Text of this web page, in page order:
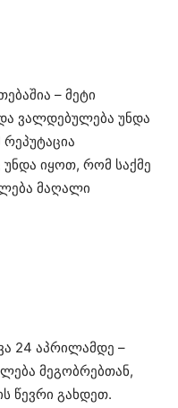
– მეტი
ვალდებულება უნდა
იყოთ, რომ საქმე
მაღალი
24 აპრილამდე –
მეგობრებთან,
წევრი გახდეთ.